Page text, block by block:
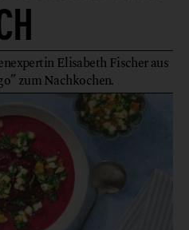
Elisabeth Fischer aus
zum Nachkochen.